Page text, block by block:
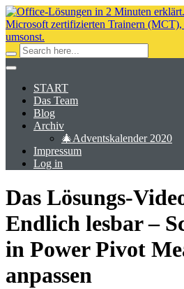
START
Das Team
Blog
Archiv
🎄Adventskalender 2020
Impressum
Log in
Das Lösungs-
Endlich lesbar –
in Power Pivot
anpassen